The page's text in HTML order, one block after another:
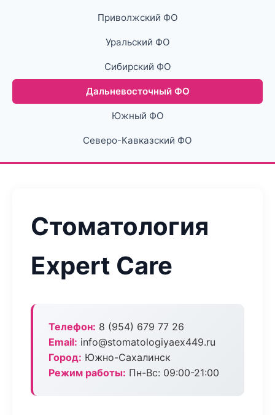
Приволжский ФО
Уральский ФО
Сибирский ФО
Дальневосточный ФО
Южный ФО
Северо-Кавказский ФО
Стоматология
Expert Care
Телефон: 8 (954) 679 77 26
Email: info@stomatologiyaex449.ru
Город: Южно-Сахалинск
Режим работы: Пн-Вс: 09:00-21:00